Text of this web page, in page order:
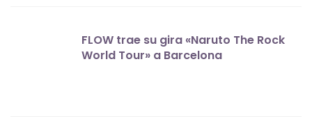
FLOW trae su gira «Naruto The Rock
World Tour» a Barcelona